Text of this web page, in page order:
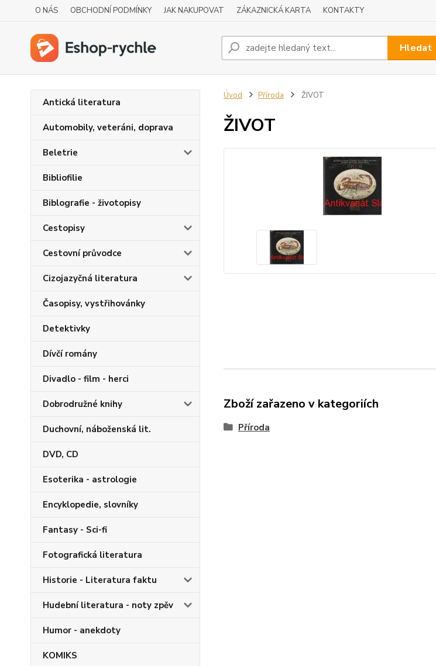
O NÁS OBCHODNÍ PODMÍNKY JAK NAKUPOVAT ZÁKAZNICKÁ KARTA KONTAKTY
Hledat
Antická literatura
Automobily, veteráni, doprava
Beletrie
Bibliofilie
Biblografie - životopisy
Cestopisy
Cestovní průvodce
Cizojazyčná literatura
Časopisy, vystřihovánky
Detektivky
Dívčí romány
Divadlo - film - herci
Dobrodružné knihy
Duchovní, náboženská lit.
DVD, CD
Esoterika - astrologie
Encyklopedie, slovníky
Fantasy - Sci-fi
Fotografická literatura
Historie - Literatura faktu
Hudební literatura - noty zpěv
Humor - anekdoty
KOMIKS
Úvod Příroda ŽIVOT
ŽIVOT
Zboží zařazeno v kategoriích
Příroda